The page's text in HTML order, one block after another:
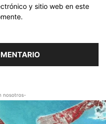
y sitio web en este
nosotros-